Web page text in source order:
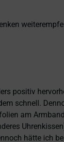
positiv
schnell.
am
hätte ich